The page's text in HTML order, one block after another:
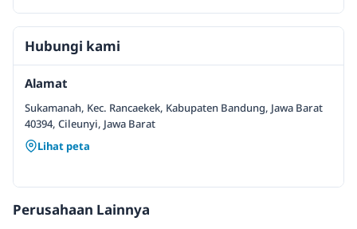
Hubungi kami
Alamat
Sukamanah, Kec. Rancaekek, Kabupaten Bandung, Jawa Barat
40394, Cileunyi, Jawa Barat
Lihat peta
Perusahaan Lainnya